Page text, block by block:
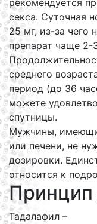
рекомендуется
секса. Суточная
25 мг, из-за чего
препарат чаще 2-
среднего
период (до 36
можете
спутницы.
Мужчины,
или печени, не
дозировки.
относится к
Принцип
Тадалафил –